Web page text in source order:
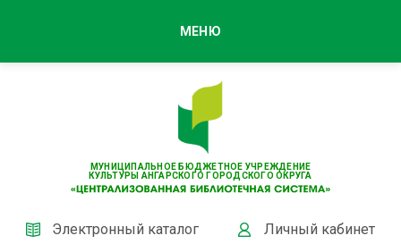
МУНИЦИПАЛЬНОЕ БЮДЖЕТНОЕ УЧРЕЖДЕНИЕ
КУЛЬТУРЫ АНГАРСКОГО ГОРОДСКОГО ОКРУГА
Электронный каталог Личный кабинет
МЕНЮ